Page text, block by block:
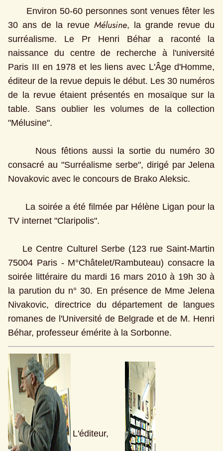
30 ans de la revue Mélusine, la grande revue du
surréalisme. Le Pr Henri Béhar a raconté la
naissance du centre de recherche à l'université
Paris III en 1978 et les liens avec L'Âge d'Homme,
éditeur de la revue depuis le début. Les 30 numéros
de la revue étaient présentés en mosaïque sur la
table. Sans oublier les volumes de la collection
"Mélusine".
consacré au "Surréalisme serbe", dirigé par Jelena
Novakovic avec le concours de Brako Aleksic.
TV internet "Claripolis".
75004 Paris - M°Châtelet/Rambuteau) consacre la
soirée littéraire du mardi 16 mars 2010 à 19h 30 à
la parution du n° 30. En présence de Mme Jelena
Nivakovic, directrice du département de langues
romanes de l'Université de Belgrade et de M. Henri
Béhar, professeur émérite à la Sorbonne.
L'éditeur,